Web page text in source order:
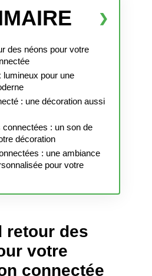
des néons pour votre
lumineux pour une
: une décoration aussi
connectées : un son de
décoration
: une ambiance
pour votre
retour des
votre
connectée